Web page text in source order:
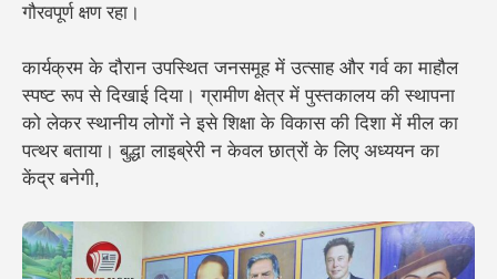
गौरवपूर्ण क्षण रहा।
कार्यक्रम के दौरान उपस्थित जनसमूह में उत्साह और गर्व का माहौल
स्पष्ट रूप से दिखाई दिया। ग्रामीण क्षेत्र में पुस्तकालय की स्थापना
को लेकर स्थानीय लोगों ने इसे शिक्षा के विकास की दिशा में मील का
पत्थर बताया। बुद्धा लाइब्रेरी न केवल छात्रों के लिए अध्ययन का
केंद्र बनेगी,